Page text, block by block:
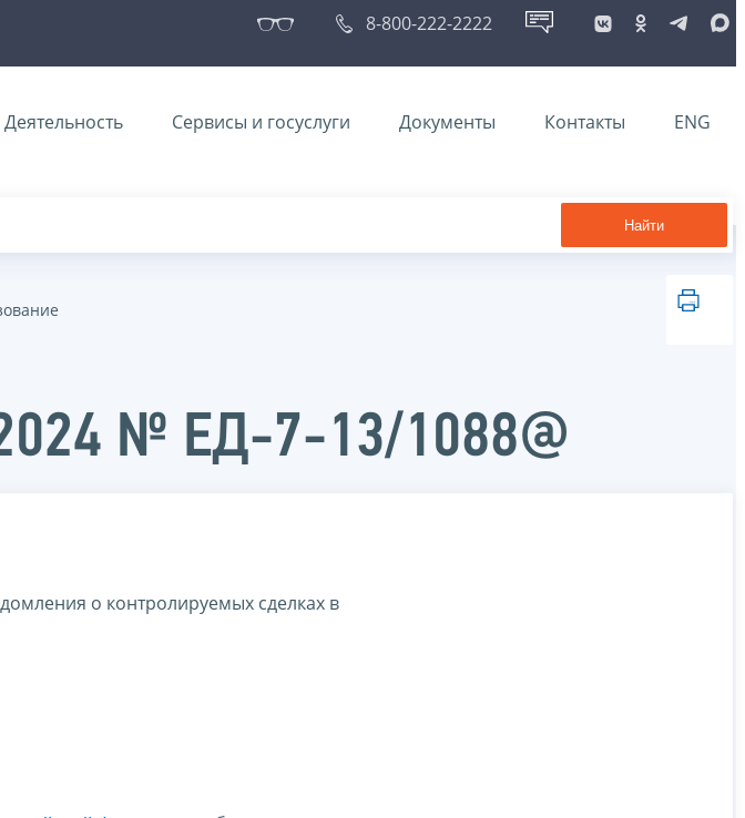
8-800-222-2222
Деятельность Сервисы и госуслуги Документы Контакты ENG
Найти
№ ЕД-7-13/1088@
о контролируемых сделках в